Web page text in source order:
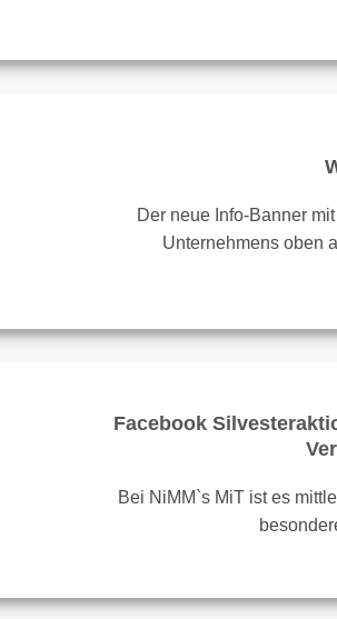
Der neue Info-Banner
Unternehmens oben
Facebook
Bei NiMM`s MiT ist es